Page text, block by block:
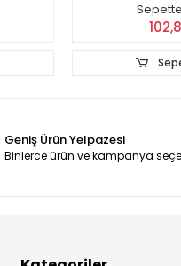
Geniş Ürün Yelpazesi
Binlerce ürün ve kampanya